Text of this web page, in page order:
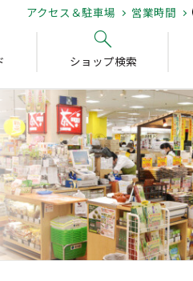
アクセス＆駐車場 営業時間
ショップ検索